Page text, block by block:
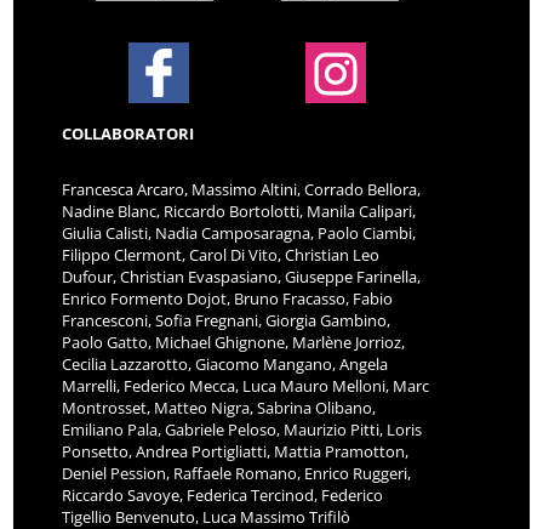
COLLABORATORI
Francesca Arcaro, Massimo Altini, Corrado Bellora,
Nadine Blanc, Riccardo Bortolotti, Manila Calipari,
Giulia Calisti, Nadia Camposaragna, Paolo Ciambi,
Filippo Clermont, Carol Di Vito, Christian Leo
Dufour, Christian Evaspasiano, Giuseppe Farinella,
Enrico Formento Dojot, Bruno Fracasso, Fabio
Francesconi, Sofia Fregnani, Giorgia Gambino,
Paolo Gatto, Michael Ghignone, Marlène Jorrioz,
Cecilia Lazzarotto, Giacomo Mangano, Angela
Marrelli, Federico Mecca, Luca Mauro Melloni, Marc
Montrosset, Matteo Nigra, Sabrina Olibano,
Emiliano Pala, Gabriele Peloso, Maurizio Pitti, Loris
Ponsetto, Andrea Portigliatti, Mattia Pramotton,
Deniel Pession, Raffaele Romano, Enrico Ruggeri,
Riccardo Savoye, Federica Tercinod, Federico
Tigellio Benvenuto, Luca Massimo Trifilò